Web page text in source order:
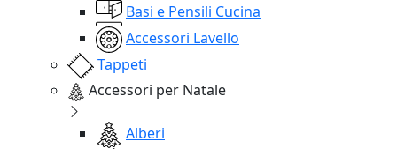
Basi e Pensili Cucina
Accessori Lavello
Tappeti
Accessori per Natale
Alberi